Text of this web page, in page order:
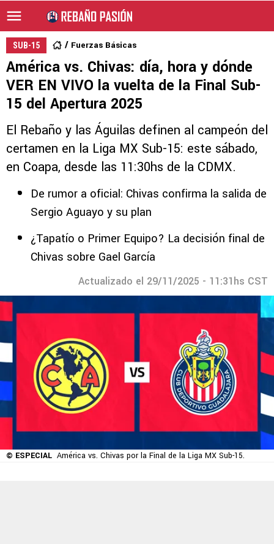
SUB-15 Fuerzas Básicas
América vs. Chivas: día, hora y dónde
VER EN VIVO la vuelta de la Final Sub-
15 del Apertura 2025
El Rebaño y las Águilas definen al campeón del
certamen en la Liga MX Sub-15: este sábado,
en Coapa, desde las 11:30hs de la CDMX.
De rumor a oficial: Chivas confirma la salida de
Sergio Aguayo y su plan
¿Tapatío o Primer Equipo? La decisión final de
Chivas sobre Gael García
Actualizado el 29/11/2025 - 11:31hs CST
© ESPECIAL América vs. Chivas por la Final de la Liga MX Sub-15.